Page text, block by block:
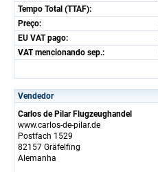
Tempo Total (TTAF):
Preço:
EU VAT pago:
VAT mencionando sep.:
Vendedor
Carlos de Pilar Flugzeughandel
www.carlos-de-pilar.de
Postfach 1529
82157 Gräfelfing
Alemanha